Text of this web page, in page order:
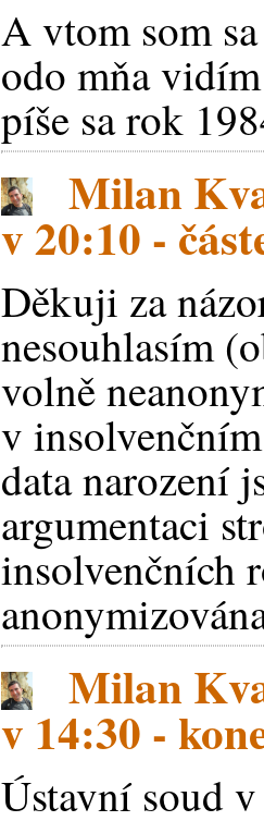
A vtom som
odo mňa
píše sa rok
Milan
v 20:10 -
Děkuji za
nesouhlasím
volně
v
data narození
argumentaci
insolvenčních
Milan
v 14:30 -
Ústavní soud